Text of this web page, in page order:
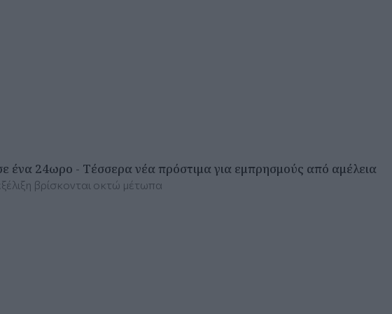
ένα 24ωρο - Τέσσερα νέα πρόστιμα για εμπρησμούς από αμέλεια
βρίσκονται οκτώ μέτωπα